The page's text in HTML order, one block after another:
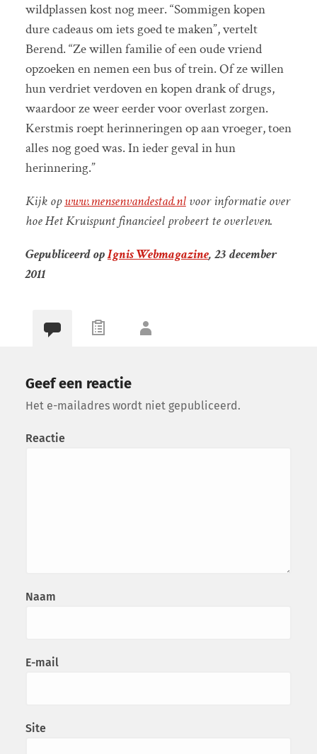
wildplassen kost nog meer. “Sommigen kopen
dure cadeaus om iets goed te maken”, vertelt
Berend. “Ze willen familie of een oude vriend
opzoeken en nemen een bus of trein. Of ze willen
hun verdriet verdoven en kopen drank of drugs,
waardoor ze weer eerder voor overlast zorgen.
Kerstmis roept herinneringen op aan vroeger, toen
alles nog goed was. In ieder geval in hun
herinnering.”
Kijk opwww.mensenvandestad.nlvoor informatie over
hoe Het Kruispunt financieel probeert te overleven.
Gepubliceerd opIgnis Webmagazine, 23 december
2011
Geef een reactie
Het e-mailadres wordt niet gepubliceerd.
Reactie
Naam
E-mail
Site